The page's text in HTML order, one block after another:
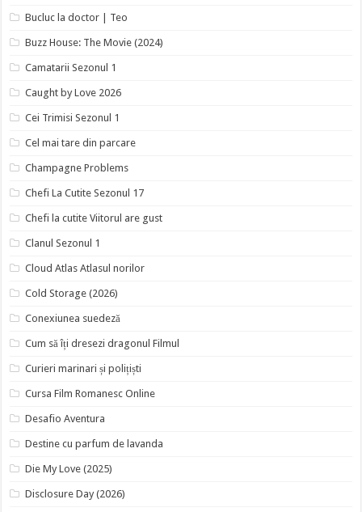
Bucluc la doctor | Teo
Buzz House: The Movie (2024)
Camatarii Sezonul 1
Caught by Love 2026
Cei Trimisi Sezonul 1
Cel mai tare din parcare
Champagne Problems
Chefi La Cutite Sezonul 17
Chefi la cutite Viitorul are gust
Clanul Sezonul 1
Cloud Atlas Atlasul norilor
Cold Storage (2026)
Conexiunea suedeză
Cum să îți dresezi dragonul Filmul
Curieri marinari și polițiști
Cursa Film Romanesc Online
Desafio Aventura
Destine cu parfum de lavanda
Die My Love (2025)
Disclosure Day (2026)